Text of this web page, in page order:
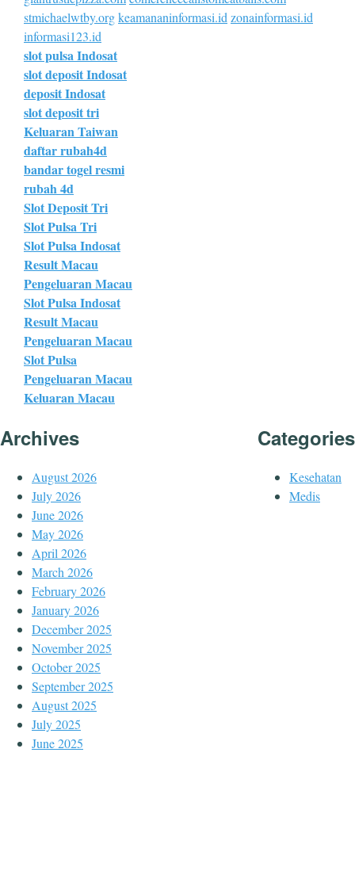
stmichaelwtby.orgkeamananinformasi.idzonainformasi.id
informasi123.id
slot pulsa Indosat
slot deposit Indosat
deposit Indosat
slot deposit tri
Keluaran Taiwan
daftar rubah4d
bandar togel resmi
rubah 4d
Slot Deposit Tri
Slot Pulsa Tri
Slot Pulsa Indosat
Result Macau
Pengeluaran Macau
Slot Pulsa Indosat
Result Macau
Pengeluaran Macau
Slot Pulsa
Pengeluaran Macau
Keluaran Macau
Archives
August 2026
July 2026
June 2026
May 2026
April 2026
March 2026
February 2026
January 2026
December 2025
November 2025
October 2025
September 2025
August 2025
July 2025
June 2025
Categories
Kesehatan
Medis